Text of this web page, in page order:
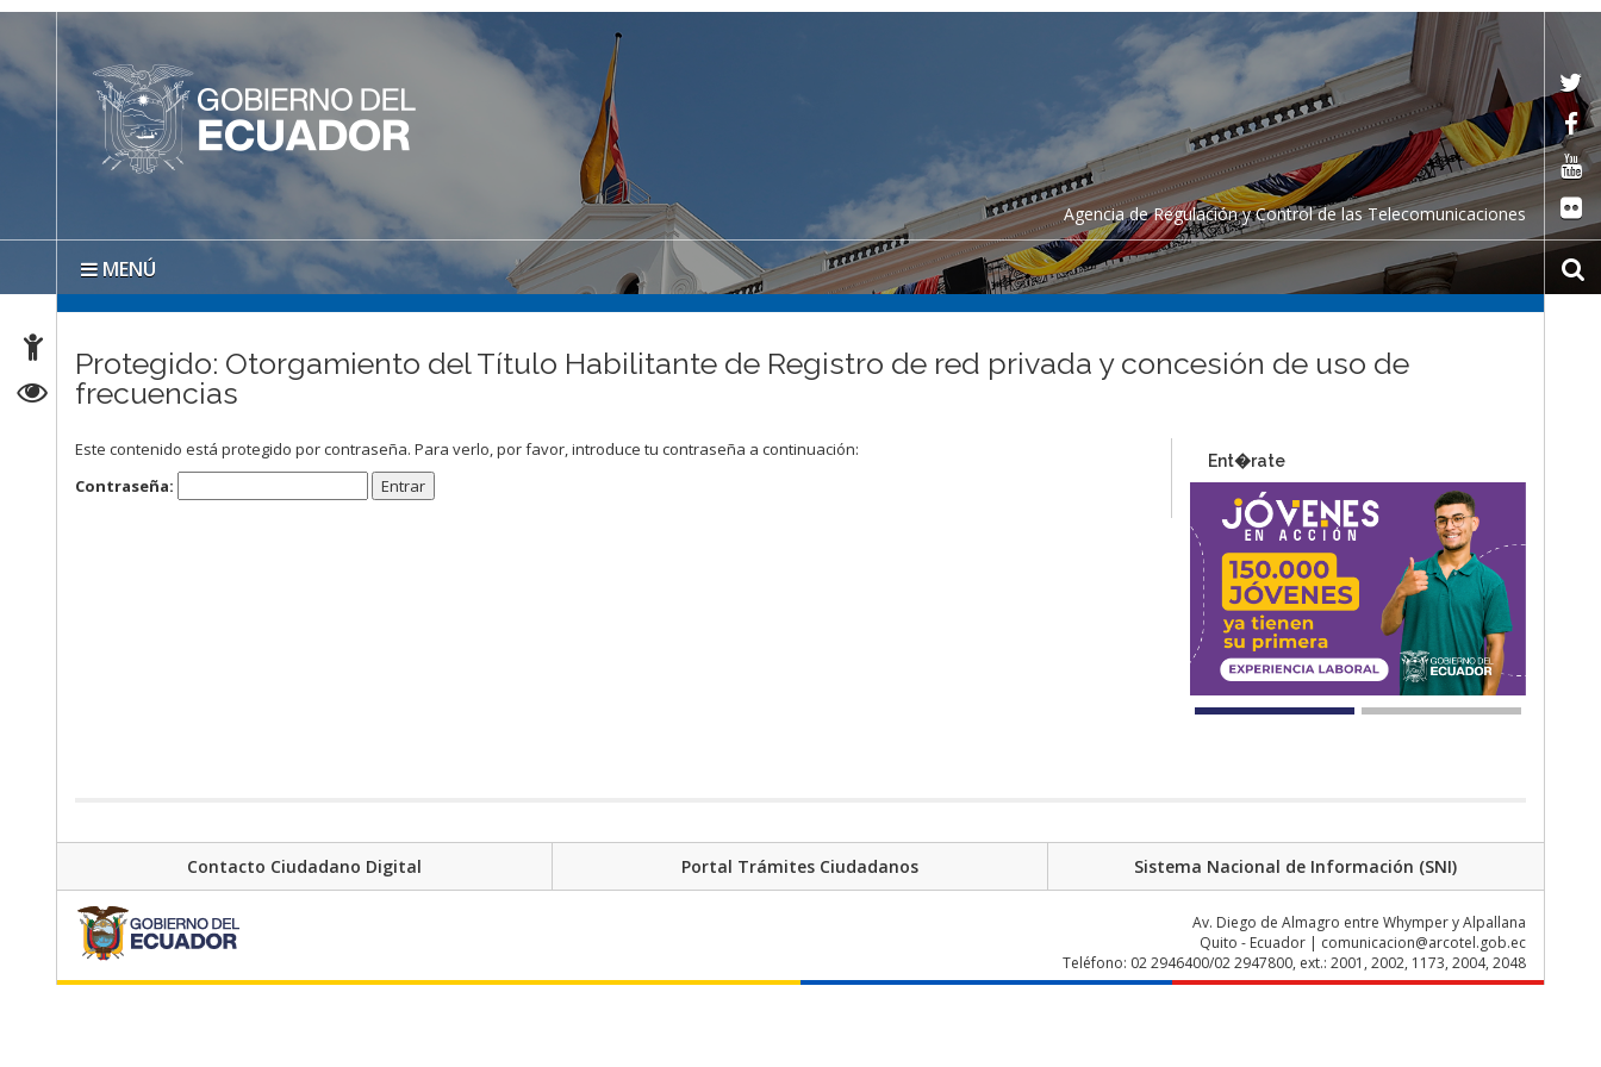
Agencia de Regulación y Control de las Telecomunicaciones
MENÚ
Protegido: Otorgamiento del Título Habilitante de Registro de red privada y concesión de uso de
frecuencias
Este contenido está protegido por contraseña. Para verlo, por favor, introduce tu contraseña a continuación:
Contraseña:
Ent�rate
Contacto Ciudadano Digital Portal Trámites Ciudadanos Sistema Nacional de Información (SNI)
Av. Diego de Almagro entre Whymper y Alpallana
Quito - Ecuador | comunicacion@arcotel.gob.ec
Teléfono: 02 2946400/02 2947800, ext.: 2001, 2002, 1173, 2004, 2048